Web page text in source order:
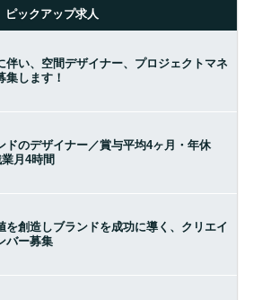
ピックアップ求人
伴い、空間デザイナー、プロジェクトマネ
集します！
ドのデザイナー／賞与平均4ヶ月・年休
月4時間
を創造しブランドを成功に導く、クリエイ
バー募集